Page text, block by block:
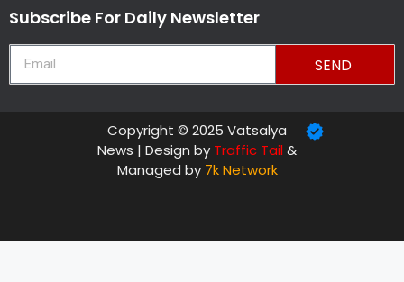
Subscribe For Daily Newsletter
SEND
Copyright © 2025 Vatsalya
News | Design by Traffic Tail&
Managed by 7k Network